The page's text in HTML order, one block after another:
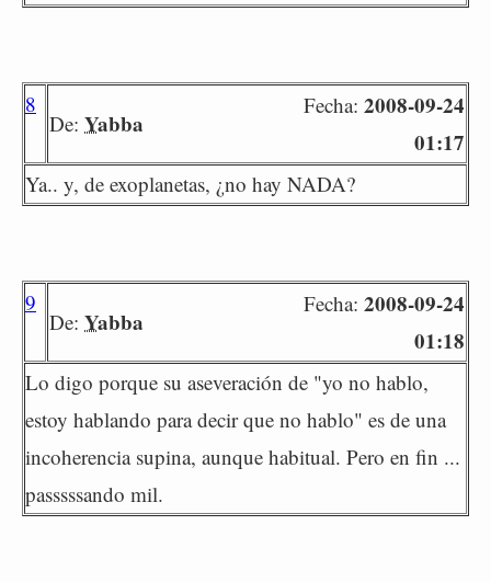
8
De: Yabba
Fecha: 2008-09-24
01:17
Ya.. y, de exoplanetas, ¿no hay NADA?
9
De: Yabba
Fecha: 2008-09-24
01:18
Lo digo porque su aseveración de "yo no hablo,
estoy hablando para decir que no hablo" es de una
incoherencia supina, aunque habitual. Pero en fin ...
passsssando mil.